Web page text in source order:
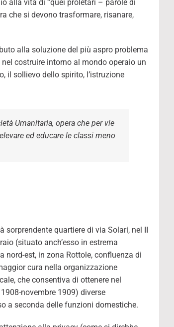
alla vita di “quei proletari – parole di
che si devono trasformare, risanare,
alla soluzione del più aspro problema
costruire intorno al mondo operaio un
il sollievo dello spirito, l’istruzione
Umanitaria, opera che per vie
ed educare le classi meno
sorprendente quartiere di via Solari, nel II
(situato anch’esso in estrema
nord-est, in zona Rottole, confluenza di
cura nella organizzazione
che consentiva di ottenere nel
novembre 1909) diverse
a seconda delle funzioni domestiche.